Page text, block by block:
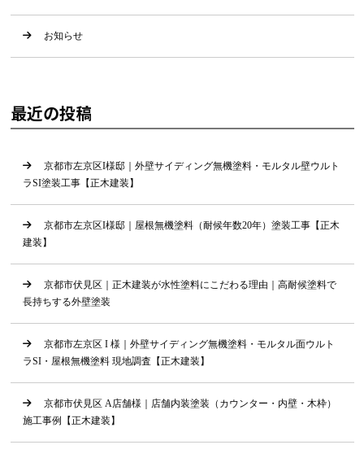
お知らせ
最近の投稿
京都市左京区I様邸｜外壁サイディング無機塗料・モルタル壁ウルト
ラSI塗装工事【正木建装】
京都市左京区I様邸｜屋根無機塗料（耐候年数20年）塗装工事【正木
建装】
京都市伏見区｜正木建装が水性塗料にこだわる理由｜高耐候塗料で
長持ちする外壁塗装
京都市左京区 I 様｜外壁サイディング無機塗料・モルタル面ウルト
ラSI・屋根無機塗料 現地調査【正木建装】
京都市伏見区 A店舗様｜店舗内装塗装（カウンター・内壁・木枠）
施工事例【正木建装】